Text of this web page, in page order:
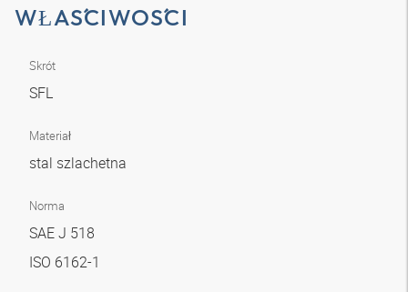
WŁAŚCIWOŚCI
Skrót
SFL
Materiał
stal szlachetna
Norma
SAE J 518
ISO 6162-1